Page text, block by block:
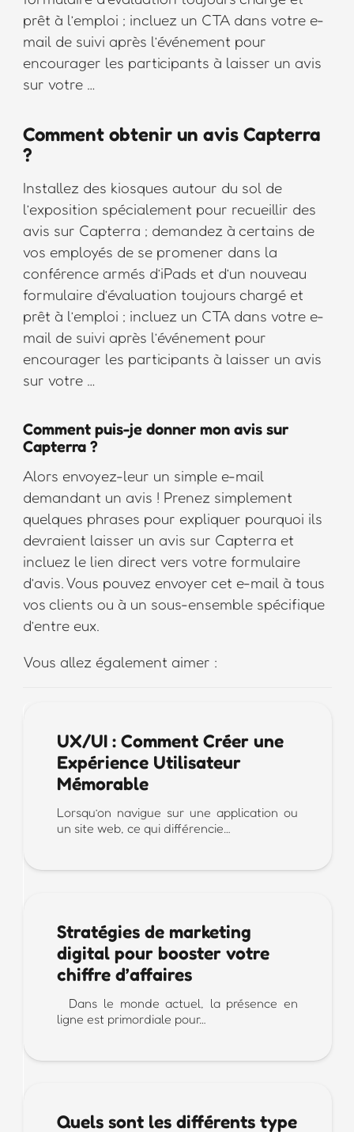
prêt à l’emploi ; incluez un CTA dans votre e-
mail de suivi après l’événement pour
encourager les participants à laisser un avis
sur votre …
Comment obtenir un avis Capterra
?
Installez des kiosques autour du sol de
l’exposition spécialement pour recueillir des
avis sur Capterra ; demandez à certains de
vos employés de se promener dans la
conférence armés d’iPads et d’un nouveau
formulaire d’évaluation toujours chargé et
prêt à l’emploi ; incluez un CTA dans votre e-
mail de suivi après l’événement pour
encourager les participants à laisser un avis
sur votre …
Comment puis-je donner mon avis sur
Capterra ?
Alors envoyez-leur un simple e-mail
demandant un avis ! Prenez simplement
quelques phrases pour expliquer pourquoi ils
devraient laisser un avis sur Capterra et
incluez le lien direct vers votre formulaire
d’avis. Vous pouvez envoyer cet e-mail à tous
vos clients ou à un sous-ensemble spécifique
d’entre eux.
Vous allez également aimer :
UX/UI : Comment Créer une
Expérience Utilisateur
Mémorable
Lorsqu’on navigue sur une application ou
un site web, ce qui différencie…
Stratégies de marketing
digital pour booster votre
chiffre d’affaires
Dans le monde actuel, la présence en
ligne est primordiale pour…
Quels sont les différents type